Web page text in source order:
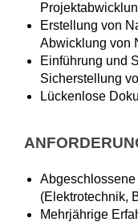
Erstellung von
Abwicklung von
Einführung und
Sicherstellung
Lückenlose
(Elektrotechnik,
Mehrjährige